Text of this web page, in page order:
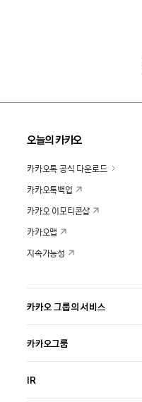
오늘의 카카오
카카오톡 공식 다운로드
카카오톡백업
카카오 이모티콘샵
카카오맵
지속가능성
카카오 그룹의 서비스
카카오그룹
IR